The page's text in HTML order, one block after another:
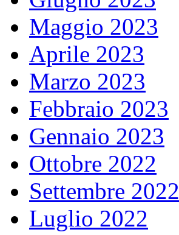
Maggio 2023
Aprile 2023
Marzo 2023
Febbraio 2023
Gennaio 2023
Ottobre 2022
Settembre 2022
Luglio 2022